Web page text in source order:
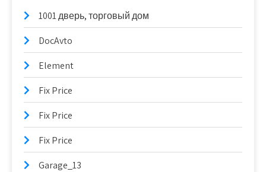
1001 дверь, торговый дом
DocAvto
Element
Fix Price
Fix Price
Fix Price
Garage_13